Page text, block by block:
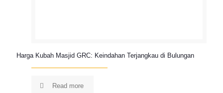
Harga Kubah Masjid GRC: Keindahan Terjangkau di Bulungan
Read more